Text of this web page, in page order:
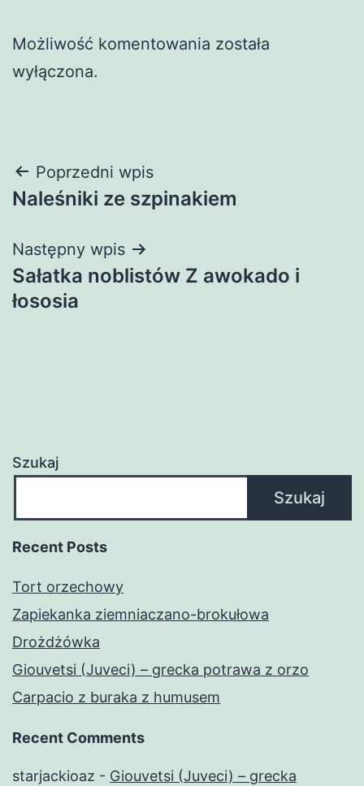
Możliwość komentowania została
wyłączona.
Nawigacja
wpisu
Poprzedni wpis
Naleśniki ze szpinakiem
Następny wpis
Sałatka noblistów Z awokado i
łososia
Szukaj
Szukaj
Recent Posts
Tort orzechowy
Zapiekanka ziemniaczano-brokułowa
Drożdżówka
Giouvetsi (Juveci) – grecka potrawa z orzo
Carpacio z buraka z humusem
Recent Comments
starjackioaz - Giouvetsi (Juveci) – grecka